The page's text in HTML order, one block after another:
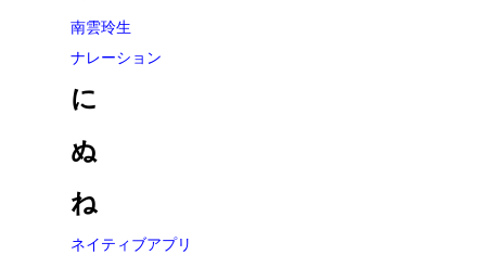
南雲玲生
ナレーション
に
ぬ
ね
ネイティブアプリ